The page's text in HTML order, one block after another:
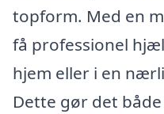
topform. Med en
få professionel
hjem eller i en
Dette gør det